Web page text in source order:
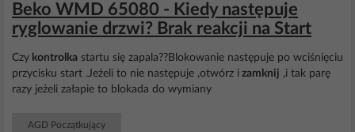
Beko WMD 65080 - Kiedy następuje
ryglowanie drzwi? Brak reakcji na Start
Czy kontrolka startu się zapala??Blokowanie następuje po wciśnięciu
przycisku start .Jeżeli to nie następuje ,otwórz i zamknij ,i tak parę
razy jeżeli załapie to blokada do wymiany
AGD Początkujący